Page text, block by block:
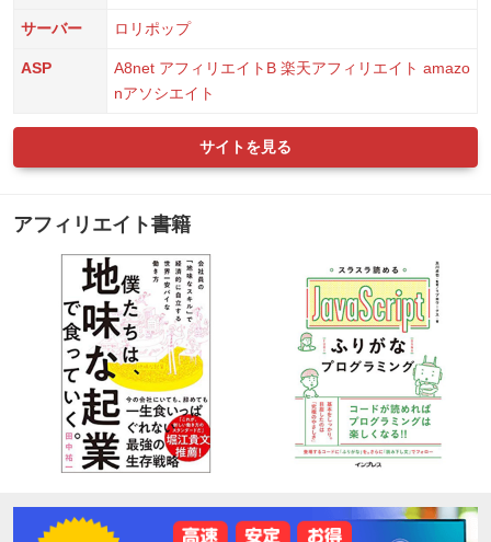
サーバー ロリポップ
ASP A8net アフィリエイトB 楽天アフィリエイト amazo
nアソシエイト
サイトを見る
アフィリエイト書籍